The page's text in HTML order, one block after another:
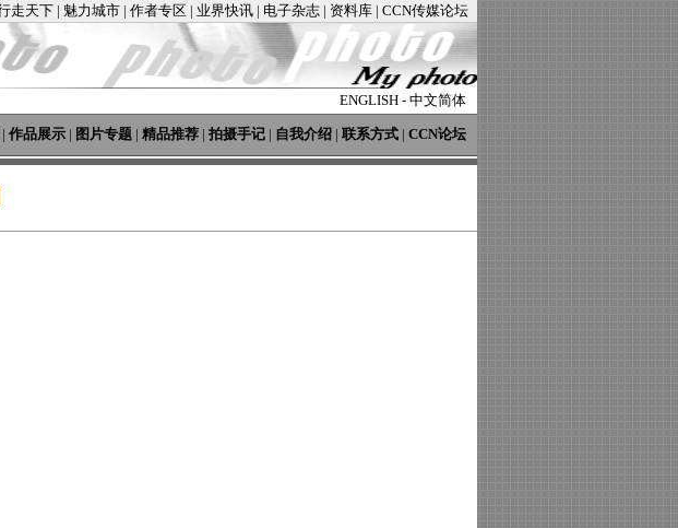
走天下 | 魅力城市 | 作者专区 | 业界快讯 | 电子杂志 | 资料库 | CCN传媒论坛
ENGLISH - 中文简体
| 作品展示 | 图片专题 | 精品推荐 | 拍摄手记 | 自我介绍 | 联系方式 | CCN论坛